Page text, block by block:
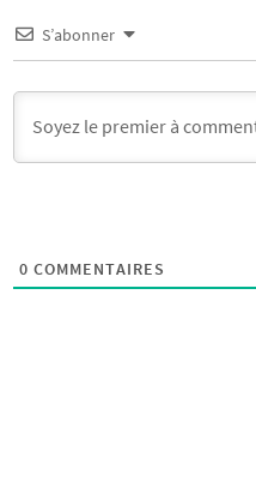
S’abonner
0 COMMENTAIRES